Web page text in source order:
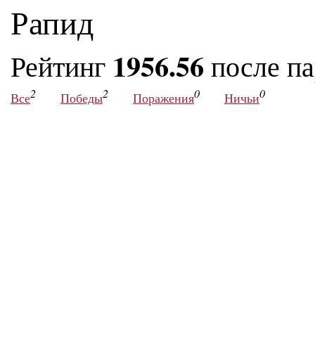
Рапид
Рейтинг 1956.56 после
Все2 Победы2 Поражения0 Ничьи0